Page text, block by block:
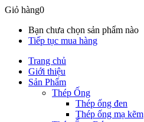
Giỏ hàng0
Bạn chưa chọn sản phẩm nào
Tiếp tục mua hàng
Trang chủ
Giới thiệu
Sản Phẩm
Thép Ống
Thép ống đen
Thép ống mạ kẽm